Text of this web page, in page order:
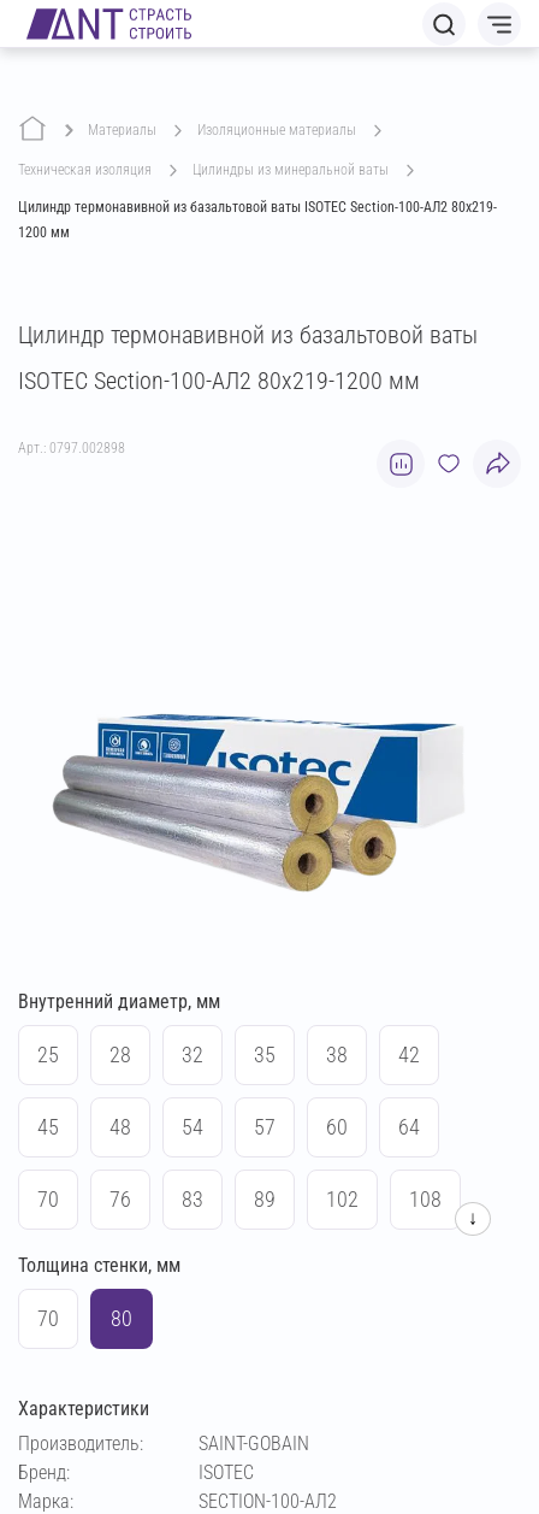
Материалы изоляционные материалы
техническая изоляция цилиндры из минеральной ваты
Цилиндр термонавивной из базальтовой ваты ISOTEC Section-100-АЛ2 80х219-
1200 мм
Цилиндр термонавивной из базальтовой ваты
ISOTEC Section-100-АЛ2 80х219-1200 мм
Арт.: 0797.002898
Внутренний диаметр, мм
25 28 32 35 38 42
45 48 54 57 60 64
70 76 83 89 102 108
114 133
↓
Толщина стенки, мм
70 80
Характеристики
Производитель:
SAINT-GOBAIN
Бренд:
ISOTEC
Марка:
SECTION-100-АЛ2